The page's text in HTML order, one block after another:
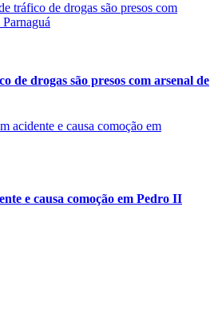
de drogas são presos com arsenal de
e causa comoção em Pedro II